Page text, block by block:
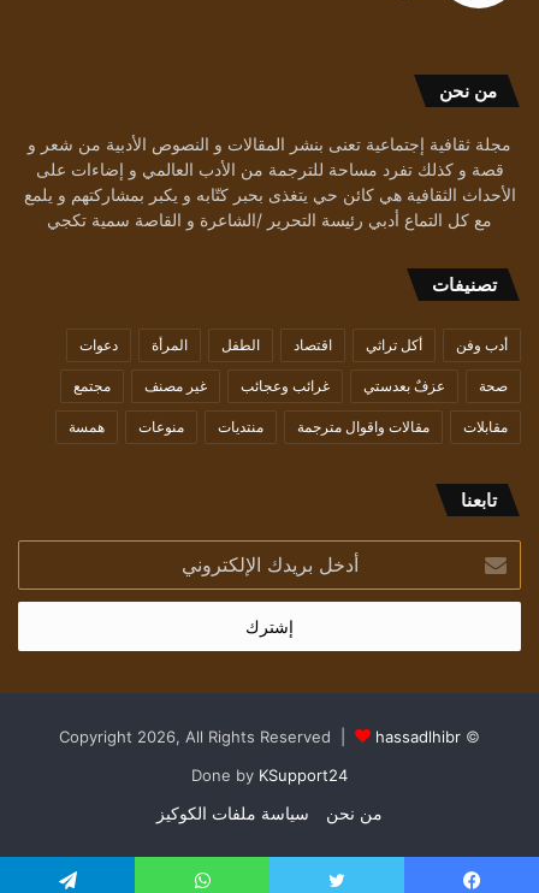
من نحن
مجلة ثقافية إجتماعية تعنى بنشر المقالات و النصوص الأدبية من شعر و
قصة و كذلك تفرد مساحة للترجمة من الأدب العالمي و إضاءات على
الأحداث الثقافية هي كائن حي يتغذى بحبر كتّابه و يكبر بمشاركتهم و يلمع
مع كل التماع أدبي رئيسة التحرير /الشاعرة و القاصة سمية تكجي
تصنيفات
أدب وفن أكل تراثي اقتصاد الطفل المرأة دعوات
صحة عزفٌ بعدستي غرائب وعجائب غير مصنف مجتمع
مقابلات مقالات واقوال مترجمة منتديات منوعات همسة
تابعنا
بريدك
الإلكتروني
© Copyright 2026, All Rights Reserved |
hassadlhibr
Done by KSupport24
من نحن سياسة ملفات الكوكيز